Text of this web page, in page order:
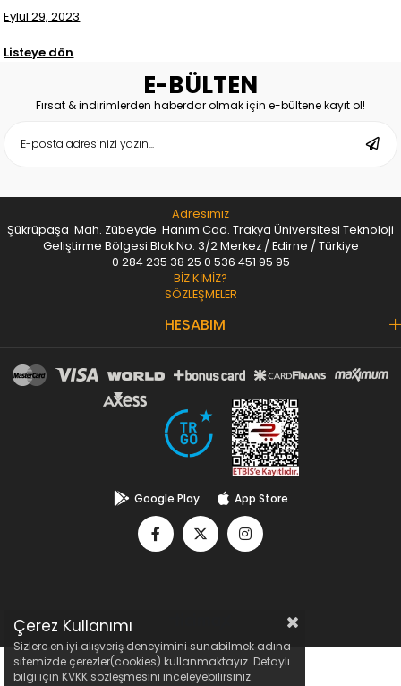
Eylül 29, 2023
Listeye dön
E-BÜLTEN
Fırsat & indirimlerden haberdar olmak için e-bültene kayıt ol!
Adresimiz
Şükrüpaşa Mah. Zübeyde Hanım Cad. Trakya Üniversitesi Teknoloji
Geliştirme Bölgesi Blok No: 3/2 Merkez / Edirne / Türkiye
0 284 235 38 25 0 536 451 95 95
BİZ KİMİZ?
SÖZLEŞMELER
HESABIM
Google Play App Store
Çerez Kullanımı
Sizlere en iyi alışveriş deneyimini sunabilmek adına
sitemizde çerezler(cookies) kullanmaktayız. Detaylı
bilgi için KVKK sözleşmesini inceleyebilirsiniz.